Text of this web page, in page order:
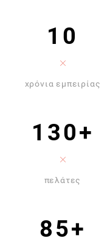
10
χρόνια εμπειρίας
130+
πελάτες
85+